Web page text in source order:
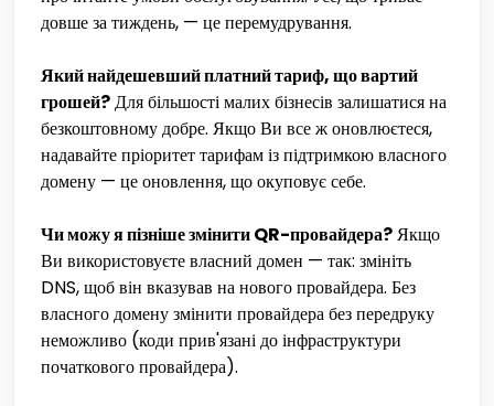
довше за тиждень, — це перемудрування.
Який найдешевший платний тариф, що вартий
грошей?Для більшості малих бізнесів залишатися на
безкоштовному добре. Якщо Ви все ж оновлюєтеся,
надавайте пріоритет тарифам із підтримкою власного
домену — це оновлення, що окуповує себе.
Чи можу я пізніше змінити QR-провайдера?Якщо
Ви використовуєте власний домен — так: змініть
DNS, щоб він вказував на нового провайдера. Без
власного домену змінити провайдера без передруку
неможливо (коди прив'язані до інфраструктури
початкового провайдера).